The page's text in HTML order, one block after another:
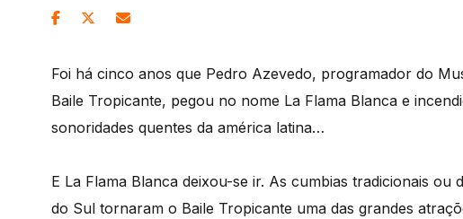
Foi há cinco anos que Pedro Azevedo, programador do
Baile Tropicante, pegou no nome La Flama Blanca e
sonoridades quentes da américa latina…
E La Flama Blanca deixou-se ir. As cumbias tradicionais ou
do Sul tornaram o Baile Tropicante uma das grandes